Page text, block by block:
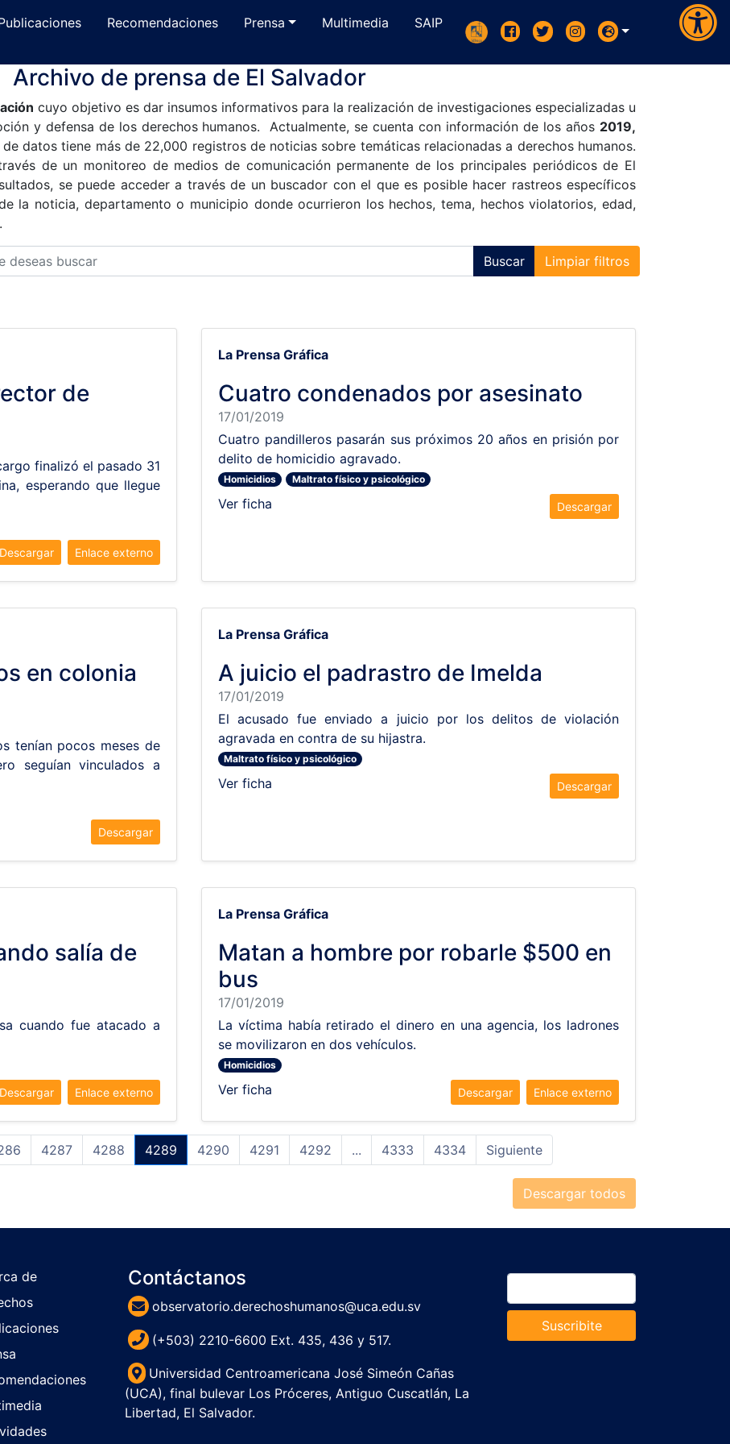
Recomendaciones Prensa Multimedia SAIP
Archivo de prensa de El Salvador
cuyo objetivo es dar insumos informativos para la realización de investigaciones especializadas u
y defensa de los derechos humanos. Actualmente, se cuenta con información de los años 2019,
de datos tiene más de 22,000 registros de noticias sobre temáticas relacionadas a derechos humanos.
de un monitoreo de medios de comunicación permanente de los principales periódicos de El
se puede acceder a través de un buscador con el que es posible hacer rastreos específicos
la noticia, departamento o municipio donde ocurrieron los hechos, tema, hechos violatorios, edad,
Buscar Limpiar filtros
de
finalizó el pasado 31
esperando que llegue
Enlace externo
Descargar
La Prensa Gráfica
Cuatro condenados por asesinato
17/01/2019
Cuatro pandilleros pasarán sus próximos 20 años en prisión por
delito de homicidio agravado.
Homicidios Maltrato físico y psicológico
Ver ficha Descargar
en colonia
tenían pocos meses de
seguían vinculados a
Descargar
La Prensa Gráfica
A juicio el padrastro de Imelda
17/01/2019
El acusado fue enviado a juicio por los delitos de violación
agravada en contra de su hijastra.
Maltrato físico y psicológico
Ver ficha Descargar
salía de
cuando fue atacado a
Enlace externo
Descargar
La Prensa Gráfica
Matan a hombre por robarle $500 en
bus
17/01/2019
La víctima había retirado el dinero en una agencia, los ladrones
se movilizaron en dos vehículos.
Homicidios
Ver ficha Enlace externo
Descargar
4287 4288 4289 4290 4291 4292 ... 4333 4334 Siguiente
Descargar todos
de
Contáctanos
observatorio.derechoshumanos@uca.edu.sv
(+503) 2210-6600 Ext. 435, 436 y 517.
Universidad Centroamericana José Simeón Cañas
(UCA), final bulevar Los Próceres, Antiguo Cuscatlán, La
Libertad, El Salvador.
Suscribite